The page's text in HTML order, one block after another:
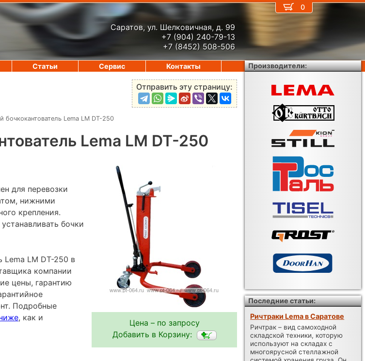
Саратов, ул. Шелковичная, д. 99
+7 (904) 240-79-13
+7 (8452) 508-506
Отправить эту страницу:
бочкокантователь Lema LM DT-250
Lema LM DT-250
Цена – по запросу
Добавить в Корзину:
для перевозки
нижними
крепления.
бочки
Lema LM DT-250 в
компании
цены, гарантию
Подробные
, как и
0
Статьи Сервис Контакты Производители:
Последние статьи:
Ричтраки Lema в Саратове
Ричтрак – вид самоходной
складской техники, которую
используют на складах с
многоярусной стеллажной